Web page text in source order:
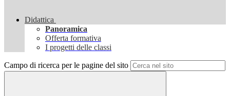
Didattica
Panoramica
Offerta formativa
I progetti delle classi
Campo di ricerca per le pagine del sito